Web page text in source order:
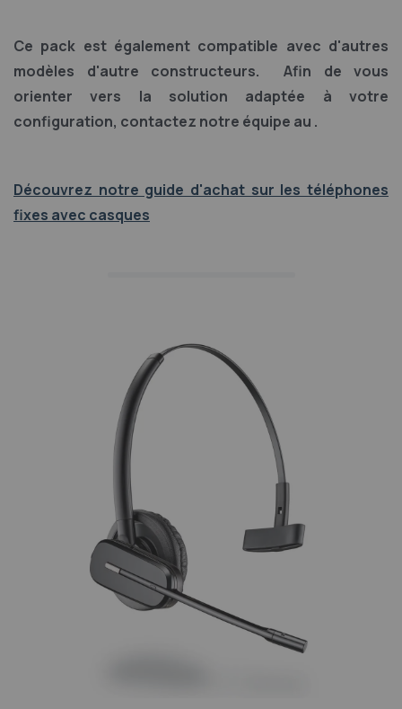
Ce pack est également compatible avec d'autres
modèles d'autre constructeurs. Afin de vous
orienter vers la solution adaptée à votre
configuration, contactez notre équipe au .
Découvrez notre guide d'achat sur les téléphones
fixes avec casques